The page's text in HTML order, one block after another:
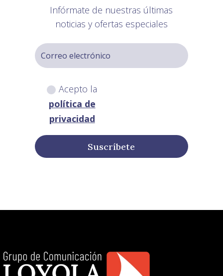
Infórmate de nuestras últimas
noticias y ofertas especiales
Acepto la
política de
privacidad
Suscríbete